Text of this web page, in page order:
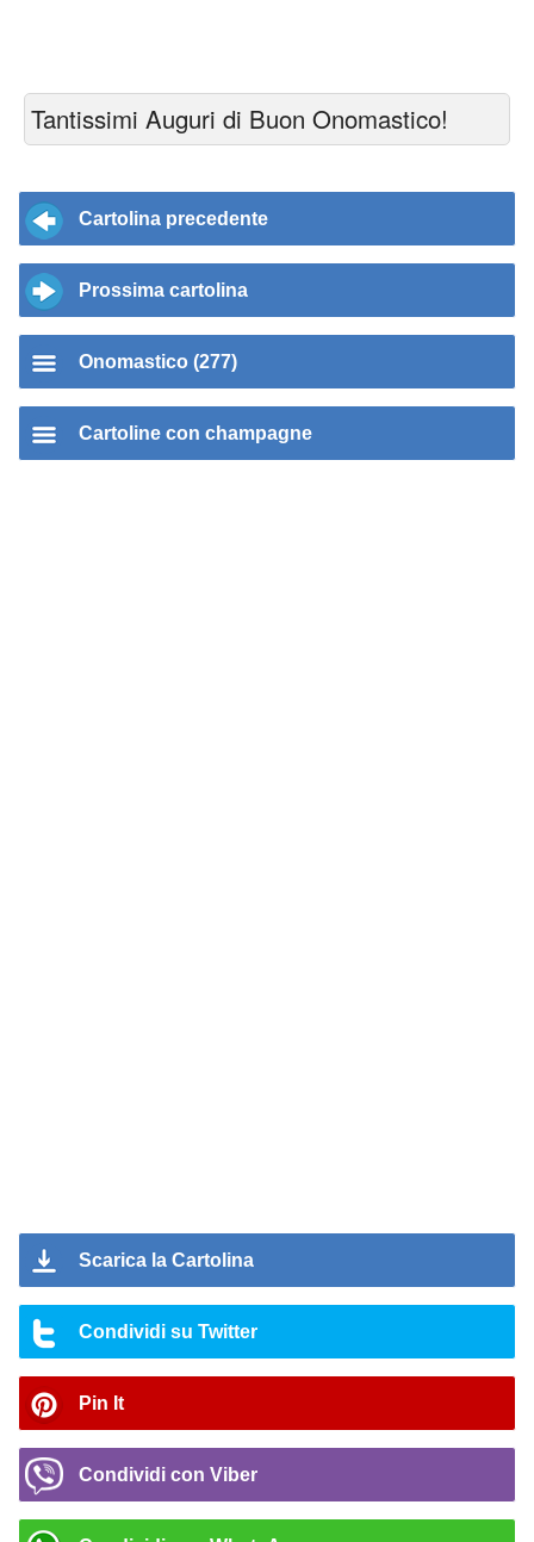
Tantissimi Auguri di Buon Onomastico!
Cartolina precedente
Prossima cartolina
Onomastico (277)
Cartoline con champagne
Scarica la Cartolina
Condividi su Twitter
Pin It
Condividi con Viber